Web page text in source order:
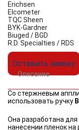
Erichsen
Elcometer
TQC Sheen
BYK-Gardner
Biuged / BGD
R.D. Specialties / RDS
Оставить заявку
Описание
Со стержневым
использовать ручку
Она разработана
нанесении пленок на